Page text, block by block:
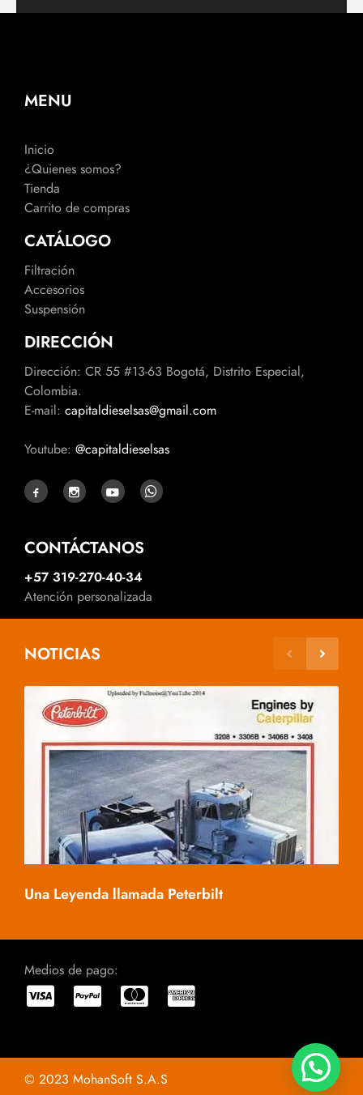
MENU
Inicio
¿Quienes somos?
Tienda
Carrito de compras
CATÁLOGO
Filtración
Accesorios
Suspensión
DIRECCIÓN
Dirección: CR 55 #13-63 Bogotá, Distrito Especial,
Colombia.
E-mail: capitaldieselsas@gmail.com
Youtube: @capitaldieselsas
CONTÁCTANOS
+57 319-270-40-34
Atención personalizada
NOTICIAS
Una Leyenda llamada Peterbilt
Medios de pago:
© 2023 MohanSoft S.A.S